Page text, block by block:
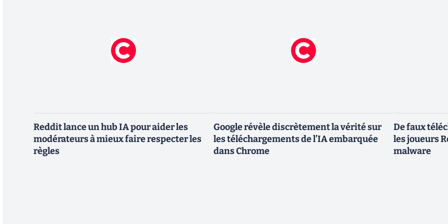
Reddit lance un hub IA pour aider les
modérateurs à mieux faire respecter les
règles
Google révèle discrètement la vérité sur
les téléchargements de l’IA embarquée
dans Chrome
De faux
les joueurs
malware